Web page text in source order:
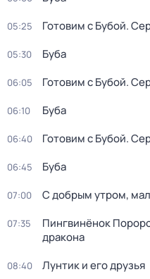
05:25 Готовим с Бубой.
05:30 Буба
06:05 Готовим с Бубой.
06:10 Буба
06:40 Готовим с Бубой.
06:45 Буба
07:00 С добрым утром,
07:35
Пингвинёнок
дракона
08:40 Лунтик и его друзья